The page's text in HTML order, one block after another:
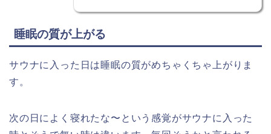
睡眠の質が上がる
サウナに入った日は睡眠の質がめちゃくちゃ上がりま
す。
次の日によく寝れたな〜という感覚がサウナに入った